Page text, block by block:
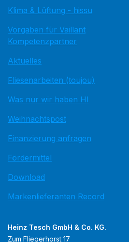
Klima & Lüftung - hissu
Vorgaben für Vaillant
Kompetenzpartner
Aktuelles
Fliesenarbeiten (toujou)
Was nur wir haben HI
Weihnachtspost
Finanzierung anfragen
Fördermittel
Download
Markenlieferanten Record
Heinz Tesch GmbH & Co. KG.
Zum Fliegerhorst 17